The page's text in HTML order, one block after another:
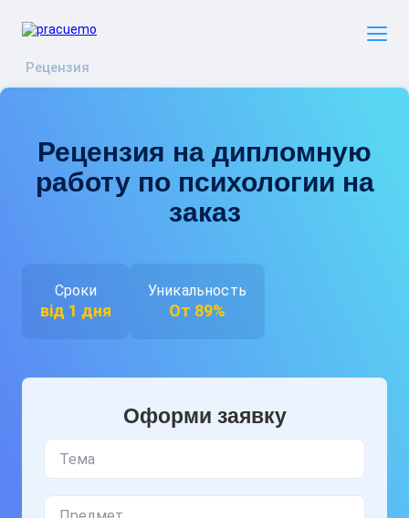
Рецензия
Рецензия на дипломную
работу по психологии на
заказ
Сроки
від 1 дня
Уникальность
От 89%
Оформи заявку